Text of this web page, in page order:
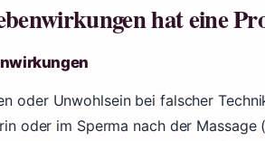
hat eine
oder Unwohlsein bei falscher
oder im Sperma nach der